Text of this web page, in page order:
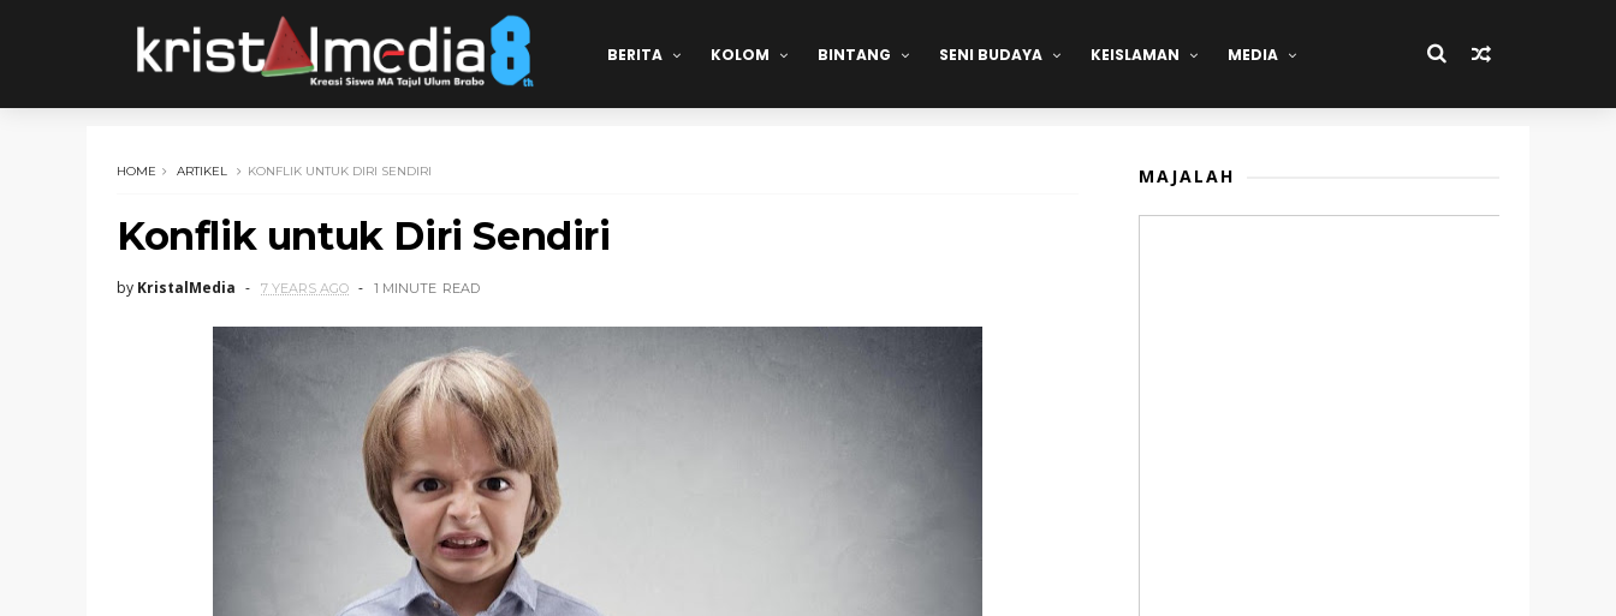
BERITA KOLOM BINTANG SENI BUDAYA KEISLAMAN MEDIA
HOME ARTIKEL KONFLIK UNTUK DIRI SENDIRI
Konflik untuk Diri Sendiri
by KristalMedia 7 YEARS AGO 1 MINUTE READ
MAJALAH